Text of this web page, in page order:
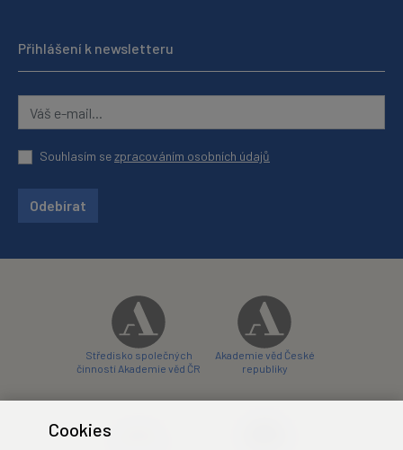
Přihlášení k newsletteru
Souhlasím sezpracováním osobních údajů
Odebírat
Středisko společných
činností Akademie věd ČR
Akademie věd České
republiky
Cookies